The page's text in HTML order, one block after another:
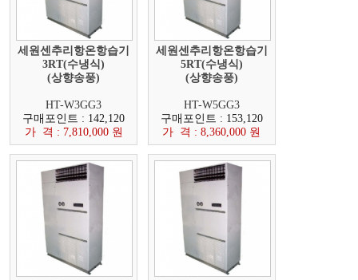
세원센추리항온항습기
3RT(수냉식)
(상향송풍)
HT-W3GG3
구매포인트 : 142,120
가 격 : 7,810,000 원
세원센추리항온항습기
5RT(수냉식)
(상향송풍)
HT-W5GG3
구매포인트 : 153,120
가 격 : 8,360,000 원